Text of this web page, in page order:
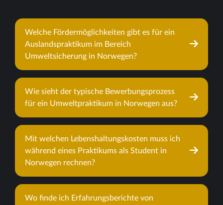
Welche Fördermöglichkeiten gibt es für ein
Auslandspraktikum im Bereich
Umweltsicherung in Norwegen?
Wie sieht der typische Bewerbungsprozess
für ein Umweltpraktikum in Norwegen aus?
Mit welchen Lebenshaltungskosten muss ich
während eines Praktikums als Student in
Norwegen rechnen?
Wo finde ich Erfahrungsberichte von